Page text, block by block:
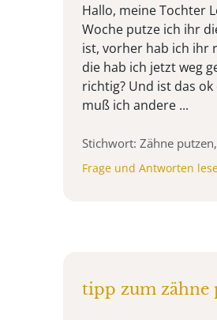
Hallo, meine Tochter
Woche putze ich ihr
ist, vorher hab ich ihr
die hab ich jetzt weg
richtig? Und ist das
muß ich andere ...
Stichwort: Zähne
Frage und Antworten
tipp zum zähne